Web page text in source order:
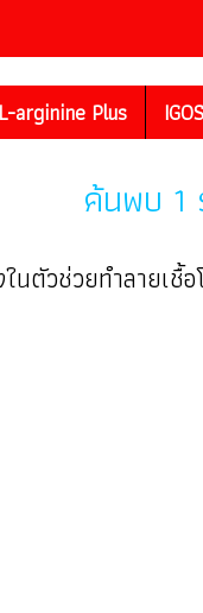
L-arginine Plus
ค้นพบ 1
ตัวช่วยทำลายเชื้